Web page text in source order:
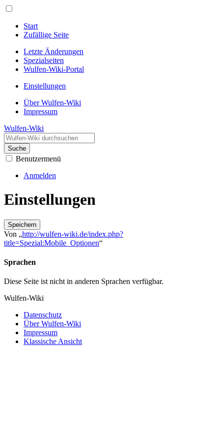
Start
Zufällige Seite
Letzte Änderungen
Spezialseiten
Wulfen-Wiki-Portal
Einstellungen
Über Wulfen-Wiki
Impressum
Wulfen-Wiki
Suche
Benutzermenü
Anmelden
Einstellungen
Speichern
Von „http://wulfen-wiki.de/index.php?
title=Spezial:Mobile_Optionen“
Sprachen
Diese Seite ist nicht in anderen Sprachen verfügbar.
Wulfen-Wiki
Datenschutz
Über Wulfen-Wiki
Impressum
Klassische Ansicht